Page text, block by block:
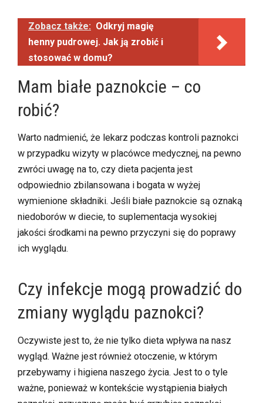
Zobacz także: Odkryj magię
henny pudrowej. Jak ją zrobić i
stosować w domu?
Mam białe paznokcie – co
robić?
Warto nadmienić, że lekarz podczas kontroli paznokci
w przypadku wizyty w placówce medycznej, na pewno
zwróci uwagę na to, czy dieta pacjenta jest
odpowiednio zbilansowana i bogata w wyżej
wymienione składniki. Jeśli białe paznokcie są oznaką
niedoborów w diecie, to suplementacja wysokiej
jakości środkami na pewno przyczyni się do poprawy
ich wyglądu.
Czy infekcje mogą prowadzić do
zmiany wyglądu paznokci?
Oczywiste jest to, że nie tylko dieta wpływa na nasz
wygląd. Ważne jest również otoczenie, w którym
przebywamy i higiena naszego życia. Jest to o tyle
ważne, ponieważ w kontekście wystąpienia białych